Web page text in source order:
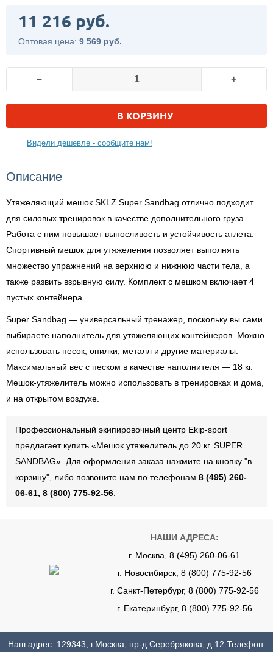
11 216 руб.
Оптовая цена: 9 569 руб.
– +
В КОРЗИНУ
Видели дешевле - сообщите нам!
Описание
Утяжеляющий мешок SKLZ Super Sandbag отлично подходит
для силовых тренировок в качестве дополнительного груза.
Работа с ним повышает выносливость и устойчивость атлета.
Спортивный мешок для утяжеления позволяет выполнять
множество упражнений на верхнюю и нижнюю части тела, а
также развить взрывную силу. Комплект с мешком включает 4
пустых контейнера.
Super Sandbag — универсальный тренажер, поскольку вы сами
выбираете наполнитель для утяжеляющих контейнеров. Можно
использовать песок, опилки, металл и другие материалы.
Максимальный вес с песком в качестве наполнителя — 18 кг.
Мешок-утяжелитель можно использовать в тренировках и дома,
и на открытом воздухе.
Профессиональный экипировочный центр Ekip-sport
предлагает купить «Мешок утяжелитель до 20 кг. SUPER
SANDBAG». Для оформления заказа нажмите на кнопку "в
корзину", либо позвоните нам по телефонам 8 (495) 260-
06-61, 8 (800) 775-92-56
НАШИ АДРЕСА:
г. Москва, 8 (495) 260-06-61
г. Новосибирск, 8 (800) 775-92-56
г. Санкт-Петербург, 8 (800) 775-92-56
г. Екатеринбург, 8 (800) 775-92-56
Наш адрес: 129343, г.Москва, пр-д Серебрякова, д.12 Телефон: